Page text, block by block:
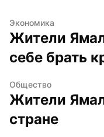
Экономика
Жители
себе брать
Общество
Жители
стране